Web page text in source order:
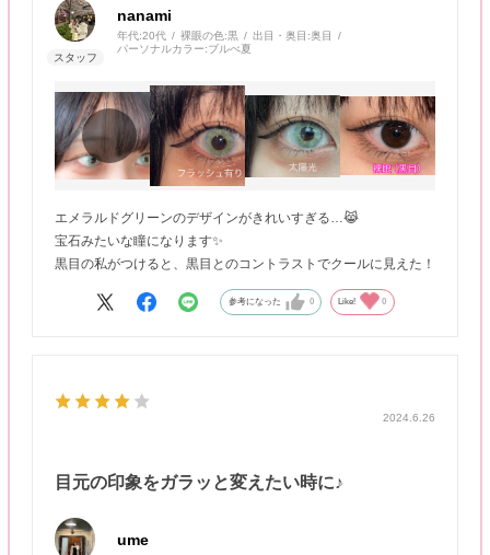
nanami
年代:20代 裸眼の色:黒 出目・奥目:奥目
パーソナルカラー:ブルべ夏
エメラルドグリーンのデザインがきれいすぎる…😹
宝石みたいな瞳になります✨
黒目の私がつけると、黒目とのコントラストでクールに見えた！
参考になった 0 Like! 0
2024.6.26
目元の印象をガラッと変えたい時に♪
ume